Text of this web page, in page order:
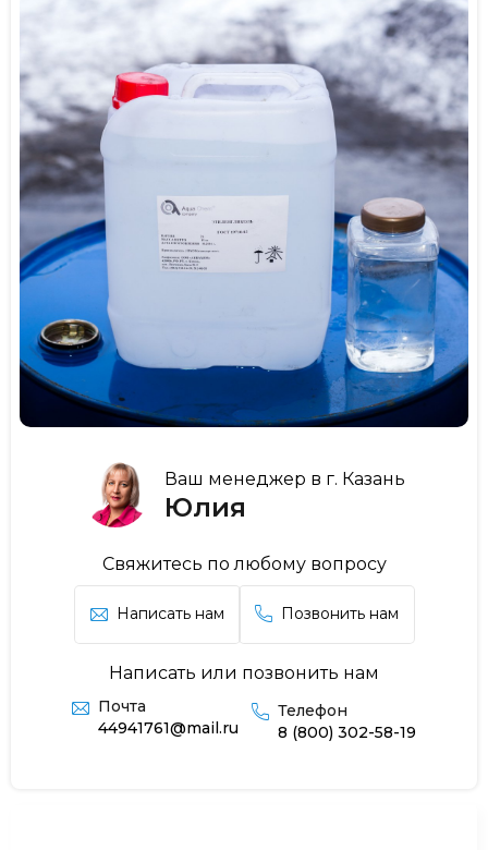
Ваш менеджер в г. Казань
Юлия
Свяжитесь по любому вопросу
Написать нам Позвонить нам
Написать или позвонить нам
Почта
44941761@mail.ru
Телефон
8 (800) 302-58-19